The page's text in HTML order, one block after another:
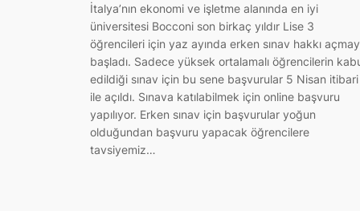
İtalya’nın ekonomi ve işletme alanında en iyi
üniversitesi Bocconi son birkaç yıldır Lise 3
öğrencileri için yaz ayında erken sınav hakkı
başladı. Sadece yüksek ortalamalı öğrencilerin
edildiği sınav için bu sene başvurular 5 Nisan itibari
ile açıldı. Sınava katılabilmek için online başvuru
yapılıyor. Erken sınav için başvurular yoğun
olduğundan başvuru yapacak öğrencilere
tavsiyemiz…